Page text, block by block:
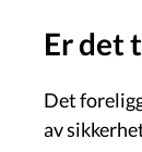
Er det
Det
av